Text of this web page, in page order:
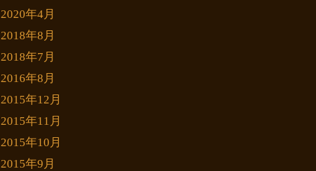
2020年4月
2018年8月
2018年7月
2016年8月
2015年12月
2015年11月
2015年10月
2015年9月